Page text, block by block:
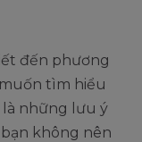
đến phương
tìm hiểu
là những lưu ý
không nên